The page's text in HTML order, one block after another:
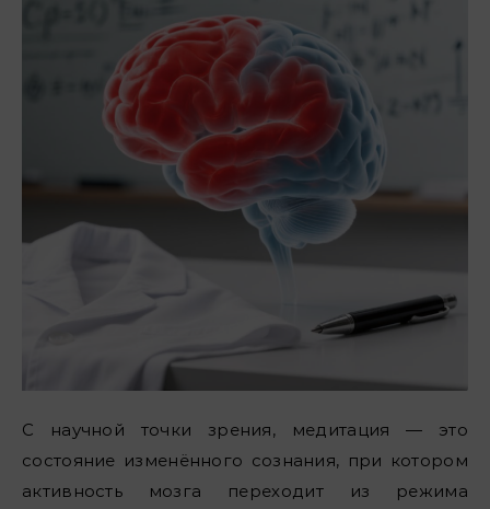
С научной точки зрения, медитация — это
состояние изменённого сознания, при котором
активность мозга переходит из режима